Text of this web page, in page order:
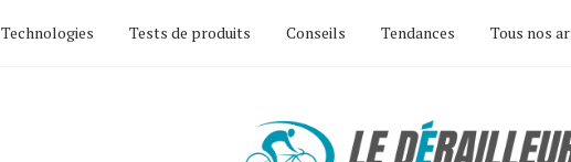
Technologies Tests de produits Conseils Tendances Tous nos